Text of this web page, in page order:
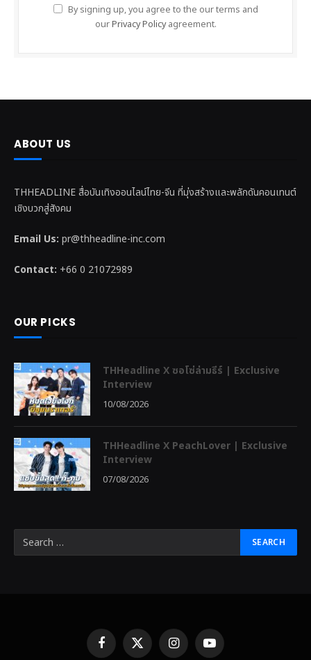
By signing up, you agree to the our terms and
ourPrivacy Policyagreement.
ABOUT US
THHEADLINE สื่อบันเทิงออนไลน์ไทย-จีน ที่มุ่งสร้างและพลักดันคอนเทนต์
เชิงบวกสู่สังคม
Email Us: pr@thheadline-inc.com
Contact: +66 0 21072989
OUR PICKS
THHeadline X ซอโซ่ล่ามธีร์ | Exclusive
Interview
10/08/2026
THHeadline X PeachLover | Exclusive
Interview
07/08/2026
FacebookX
InstagramYouTube